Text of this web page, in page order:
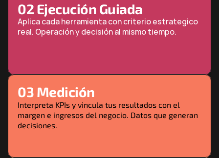
02 Ejecución Guiada
Aplica cada herramienta con criterio estrategico
real. Operación y decisión al mismo tiempo.
03 Medición
Interpreta KPIs y vincula tus resultados con el
margen e ingresos del negocio. Datos que generan
decisiones.